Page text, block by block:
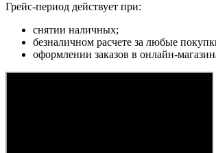
Грейс-период действует при:
снятии наличных;
безналичном расчете за любые
оформлении заказов в онлайн-